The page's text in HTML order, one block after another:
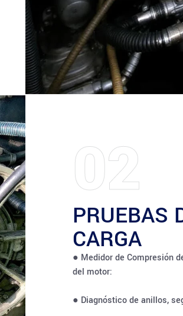
02
PRUEBAS
CARGA
● Medidor de Compresión
del motor:
● Diagnóstico de anillos,